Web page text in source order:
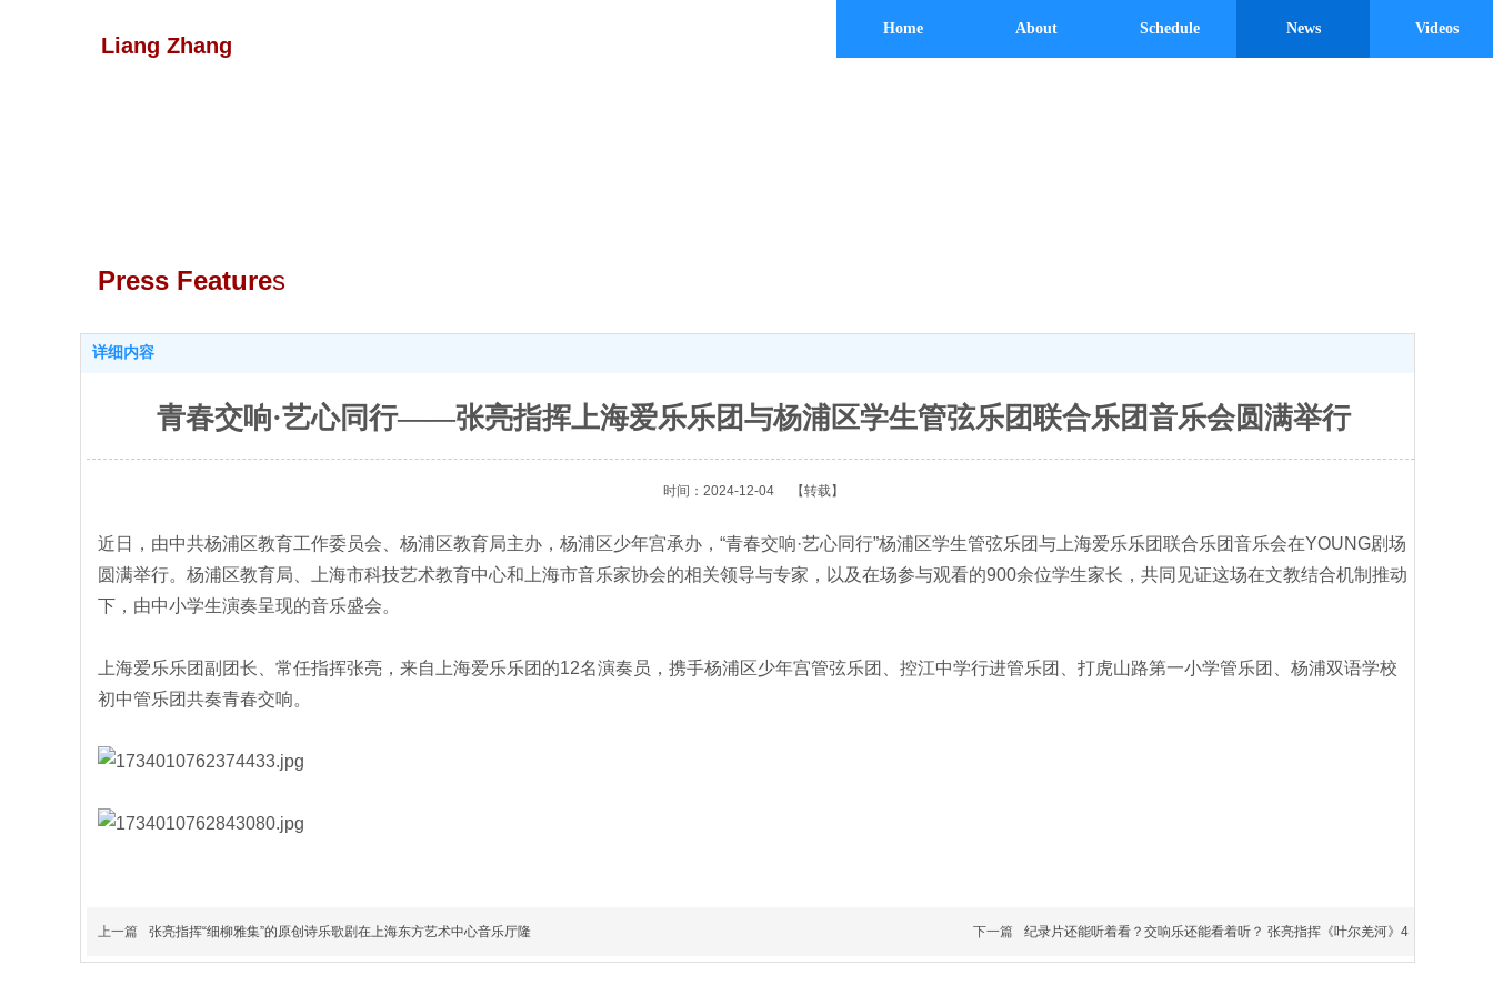
Liang Zhang
Home About Schedule News Videos
Press Features
详细内容
青春交响·艺心同行——张亮指挥上海爱乐乐团与杨浦区学生管弦乐团联合乐团音乐会圆满举行
时间：2024-12-04 【转载】
近日，由中共杨浦区教育工作委员会、杨浦区教育局主办，杨浦区少年宫承办，“青春交响·艺心同行”杨浦区学生管弦乐团与上海爱乐乐团联合乐团音乐会在YOUNG剧场
圆满举行。杨浦区教育局、上海市科技艺术教育中心和上海市音乐家协会的相关领导与专家，以及在场参与观看的900余位学生家长，共同见证这场在文教结合机制推动
下，由中小学生演奏呈现的音乐盛会。
上海爱乐乐团副团长、常任指挥张亮，来自上海爱乐乐团的12名演奏员，携手杨浦区少年宫管弦乐团、控江中学行进管乐团、打虎山路第一小学管乐团、杨浦双语学校
初中管乐团共奏青春交响。
上一篇 张亮指挥“细柳雅集”的原创诗乐歌剧在上海东方艺术中心音乐厅隆 下一篇 纪录片还能听着看？交响乐还能看着听？ 张亮指挥《叶尔羌河》4